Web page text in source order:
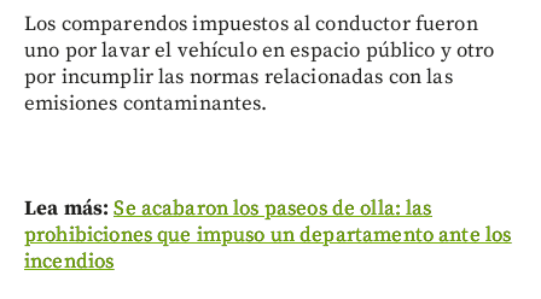
Los comparendos impuestos al conductor fueron
uno por lavar el vehículo en espacio público y otro
por incumplir las normas relacionadas con las
emisiones contaminantes.
Lea más:Se acabaron los paseos de olla: las
prohibiciones que impuso un departamento ante los
incendios